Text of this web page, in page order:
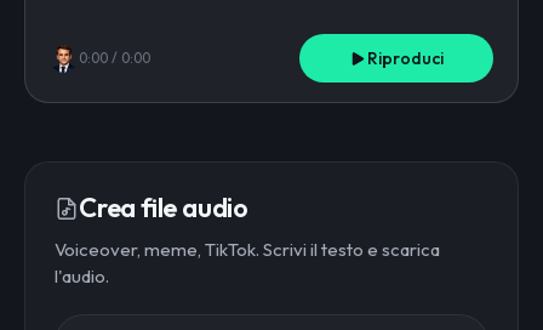
0:00 / 0:00 Riproduci
Crea file audio
Voiceover, meme, TikTok. Scrivi il testo e scarica
l'audio.